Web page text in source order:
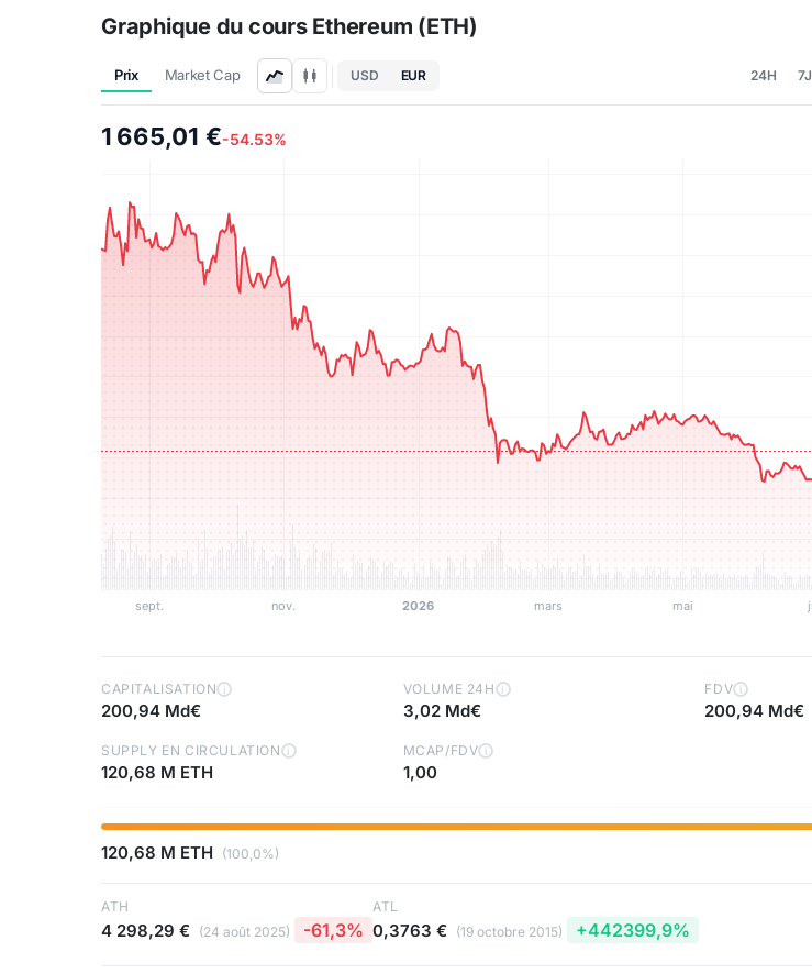
Graphique du cours Ethereum (ETH)
Prix Market Cap USD EUR 24H 7J
1 665,01 €-54.53%
CAPITALISATION i
200,94 Md€
VOLUME 24H i
3,02 Md€
FDV i
200,94 Md€
SUPPLY EN CIRCULATION i
120,68 M ETH
MCAP/FDV i
1,00
120,68 M ETH (100,0%)
ATH
4 298,29 € (24 août 2025) -61,3%
ATL
0,3763 € (19 octobre 2015) +442399,9%